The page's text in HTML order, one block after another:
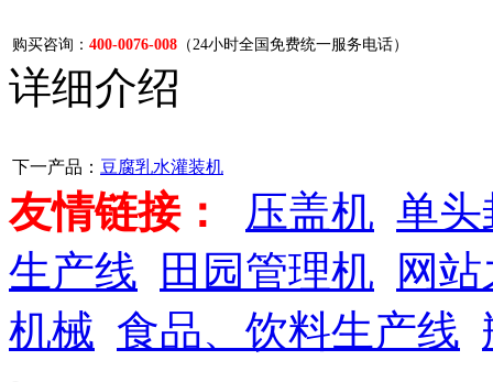
购买咨询： 400-0076-008 （24小时全国免费统一服务电话）
详细介绍
下一产品： 豆腐乳水灌装机
友情链接： 压盖机 单头
生产线
田园管理机
网
机械 食品、饮料生产线